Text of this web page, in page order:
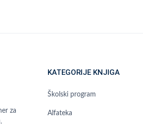
za
KATEGORIJE KNJIGA
Školski program
Alfateka